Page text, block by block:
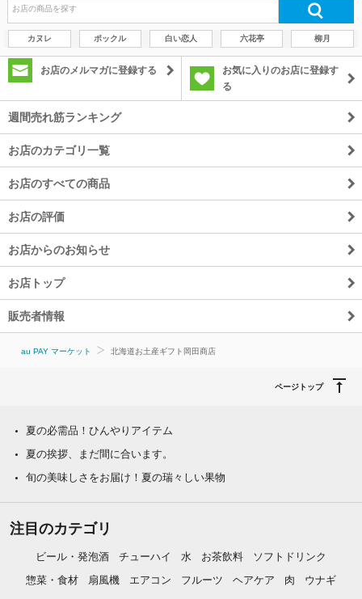
カヌレ ポックル 白い恋人 六花亭 柳月
お店のメルマガに登録する
お気に入りのお店に登録す
る
週間売れ筋ランキング
お店のカテゴリ一覧
お店のすべての商品
お店の評価
お店からのお知らせ
お店トップ
販売者情報
au PAY マーケット 北海道お土産ギフト岡田商店
ページトップ
夏の必需品！ひんやりアイテム
夏の挨拶、まだ間に合います。
旬の美味しさをお届け！夏の瑞々しい果物
注目のカテゴリ
ビール・発泡酒 チューハイ 水 お茶飲料
ソフトドリンク
惣菜・食材
扇風機 エアコン フルーツ ヘアケア 肉 ウナギ